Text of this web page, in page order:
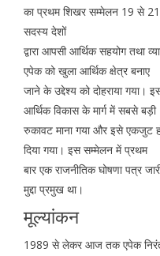
का प्रथम शिखर सम्मेलन 19 से
सदस्य देशों
द्वारा आपसी आर्थिक सहयोग तथा
एपेक को खुला आर्थिक क्षेत्र बनाए
जाने के उद्देश्य को दोहराया गया।
आर्थिक विकास के मार्ग में सबसे बड़ी
रुकावट माना गया और इसे एकजुट
दिया गया। इस सम्मेलन में प्रथम
बार एक राजनीतिक घोषणा पत्र
मुद्दा प्रमुख था।
मूल्यांकन
1989 से लेकर आज तक एपेक